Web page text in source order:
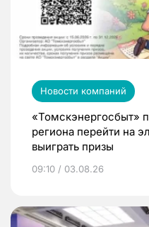
Новости компаний
«Томскэнергосбыт»
региона перейти на
выиграть призы
09:10 / 03.08.26